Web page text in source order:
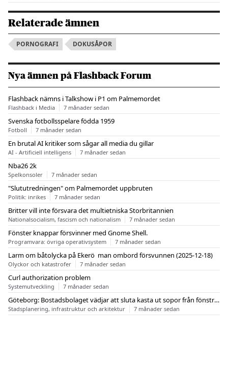
Relaterade ämnen
PORNOGRAFI DOKUSÅPOR
Nya ämnen på Flashback Forum
Flashback nämns i Talkshow i P1 om Palmemordet
Flashback i Media 7 månader sedan
Svenska fotbollsspelare födda 1959
Fotboll 7 månader sedan
En brutal AI kritiker som sågar all media du gillar
AI - Artificiell intelligens 7 månader sedan
Nba26 2k
Spelkonsoler 7 månader sedan
"Slututredningen" om Palmemordet uppbruten
Politik: inrikes 7 månader sedan
Britter vill inte försvara det multietniska Storbritannien
Nationalsocialism, fascism och nationalism 7 månader sedan
Fönster knappar försvinner med Gnome Shell.
Programvara: övriga operativsystem 7 månader sedan
Larm om båtolycka på Ekerö  man ombord försvunnen (2025-12-18)
Olyckor och katastrofer 7 månader sedan
Curl authorization problem
Systemutveckling 7 månader sedan
Göteborg: Bostadsbolaget vädjar att sluta kasta ut sopor från fönstren
Stadsplanering, infrastruktur och arkitektur 7 månader sedan